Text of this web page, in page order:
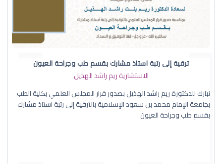
ترقية إلى رتبة استاذ مشارك بقسم طب وجراحة العيون
الاستشارية ريم راشد الهذيل
نبارك للدكتورة ريم راشد الهذيل بصدور قرار المجلس العلمي بكلية الطب
بجامعة الإمام محمد بن سعود الإسلامية بالترقية إلى رتبة استاذ مشارك
بقسم طب وجراحة العيون